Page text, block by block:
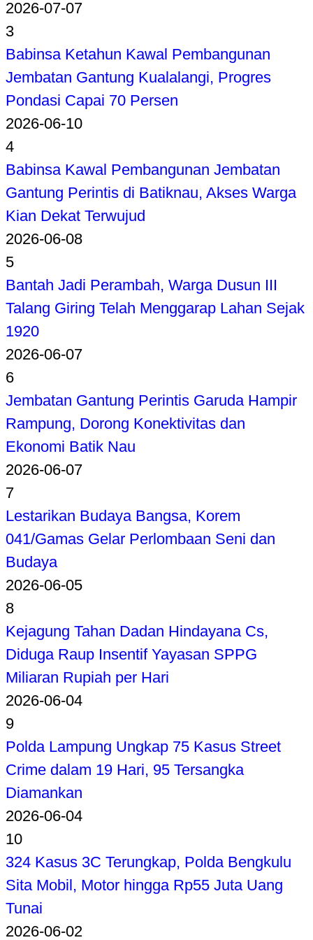
2026-07-07
3
Babinsa Ketahun Kawal Pembangunan
Jembatan Gantung Kualalangi, Progres
Pondasi Capai 70 Persen
2026-06-10
4
Babinsa Kawal Pembangunan Jembatan
Gantung Perintis di Batiknau, Akses Warga
Kian Dekat Terwujud
2026-06-08
5
Bantah Jadi Perambah, Warga Dusun III
Talang Giring Telah Menggarap Lahan Sejak
1920
2026-06-07
6
Jembatan Gantung Perintis Garuda Hampir
Rampung, Dorong Konektivitas dan
Ekonomi Batik Nau
2026-06-07
7
Lestarikan Budaya Bangsa, Korem
041/Gamas Gelar Perlombaan Seni dan
Budaya
2026-06-05
8
Kejagung Tahan Dadan Hindayana Cs,
Diduga Raup Insentif Yayasan SPPG
Miliaran Rupiah per Hari
2026-06-04
9
Polda Lampung Ungkap 75 Kasus Street
Crime dalam 19 Hari, 95 Tersangka
Diamankan
2026-06-04
10
324 Kasus 3C Terungkap, Polda Bengkulu
Sita Mobil, Motor hingga Rp55 Juta Uang
Tunai
2026-06-02